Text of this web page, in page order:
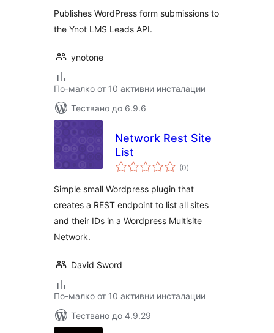
Publishes WordPress form submissions to
the Ynot LMS Leads API.
ynotone
По-малко от 10 активни инсталации
Тествано до 6.9.6
Network Rest Site
List
(0общо
оценки
)
Simple small Wordpress plugin that
creates a REST endpoint to list all sites
and their IDs in a Wordpress Multisite
Network.
David Sword
По-малко от 10 активни инсталации
Тествано до 4.9.29